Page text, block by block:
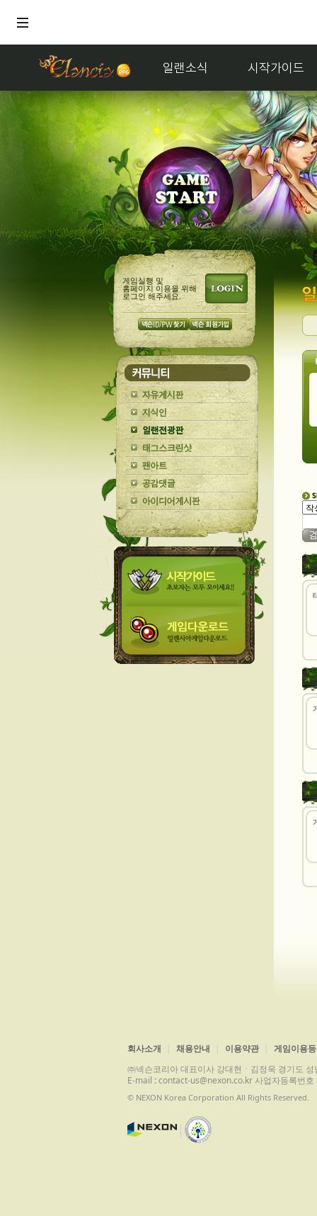
일랜소식 시작가이드
게임실행 및
홈페이지 이용을 위해
로그인 해주세요.
회사소개 채용안내 이용약관
게임이용
㈜넥슨코리아 대표이사 강대현ㆍ김정욱 경기도
E-mail : contact-us@nexon.co.kr 사업자등록번
© NEXON Korea Corporation All Rights Reserved.
|